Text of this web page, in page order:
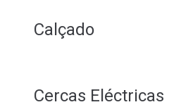
Calçado
Cercas Eléctricas